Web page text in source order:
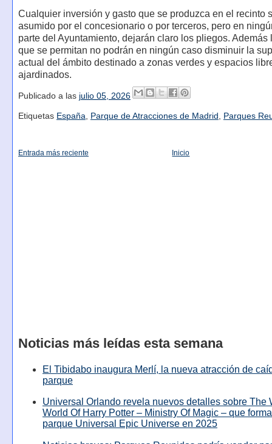
Cualquier inversión y gasto que se produzca en el recinto
asumido por el concesionario o por terceros, pero en
parte del Ayuntamiento, dejarán claro los pliegos. Además
que se permitan no podrán en ningún caso disminuir la
actual del ámbito destinado a zonas verdes y espacios
ajardinados.
Publicado a las julio 05, 2026
Etiquetas España Parque de Atracciones de Madrid Parques
Entrada más reciente Inicio
Noticias más leídas esta semana
El Tibidabo inaugura Merlí, la nueva atracción de
parque
Universal Orlando revela nuevos detalles sobre The
World Of Harry Potter – Ministry Of Magic – que
parque Universal Epic Universe en 2025